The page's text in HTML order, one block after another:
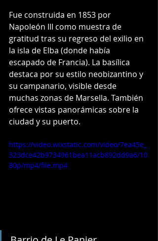
Fue construida en 1853 por
Napoleón III como muestra de
gratitud tras su regreso del exilio en
la isla de Elba (donde había
escapado de Francia). La basílica
destaca por su estilo neobizantino y
su campanario, visible desde
muchas zonas de Marsella. También
ofrece vistas panorámicas sobre la
ciudad y su puerto.
https://video.wixstatic.com/video/7ea45e_
323dce42b9734961bea11acb892dd9a6/10
80p/mp4/file.mp4